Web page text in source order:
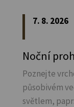
7. 8. 2026
Noční
Poznejte
působivém
světlem,